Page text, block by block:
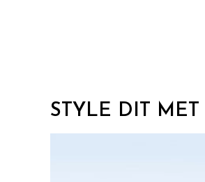
STYLE DIT MET